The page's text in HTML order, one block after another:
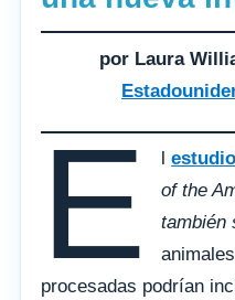
por Laura
E lestudio
of the
también
procesadas podrían